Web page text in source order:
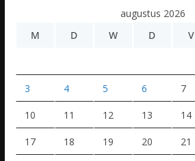
augustus 2026
M
D W D V
3 4 5 6 7
10 11 12 13 14
17 18 19 20 21